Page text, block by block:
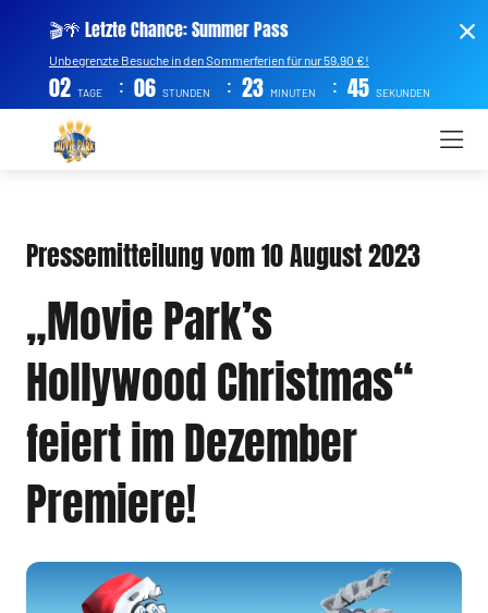
🎬🌴 Letzte Chance: Summer Pass
Unbegrenzte Besuche in den Sommerferien für nur 59,90 €!
02 TAGE : 06 STUNDEN : 23 MINUTEN : 44 SEKUNDEN
Pressemitteilung vom 10 August 2023
„Movie Park’s
Hollywood Christmas“
feiert im Dezember
Premiere!